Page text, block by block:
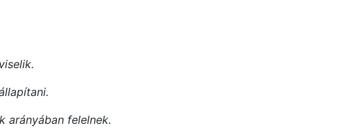
arányában felelnek.